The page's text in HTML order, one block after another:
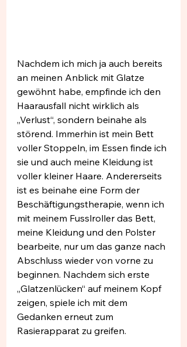
Nachdem ich mich ja auch bereits
an meinen Anblick mit Glatze
gewöhnt habe, empfinde ich den
Haarausfall nicht wirklich als
„Verlust“, sondern beinahe als
störend. Immerhin ist mein Bett
voller Stoppeln, im Essen finde ich
sie und auch meine Kleidung ist
voller kleiner Haare. Andererseits
ist es beinahe eine Form der
Beschäftigungstherapie, wenn ich
mit meinem Fusslroller das Bett,
meine Kleidung und den Polster
bearbeite, nur um das ganze nach
Abschluss wieder von vorne zu
beginnen. Nachdem sich erste
„Glatzenlücken“ auf meinem Kopf
zeigen, spiele ich mit dem
Gedanken erneut zum
Rasierapparat zu greifen.